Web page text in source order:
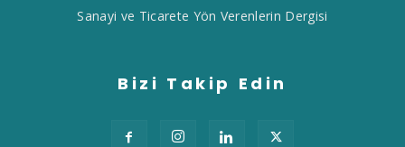
Sanayi ve Ticarete Yön Verenlerin Dergisi
Bizi Takip Edin